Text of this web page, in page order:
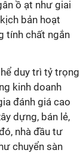
ồ ạt như giai
bản hoạt
tính chất ngắn
duy trì tỷ trọng
kinh doanh
đánh giá cao
dựng, bán lẻ,
nhà đầu tư
chuyển sàn